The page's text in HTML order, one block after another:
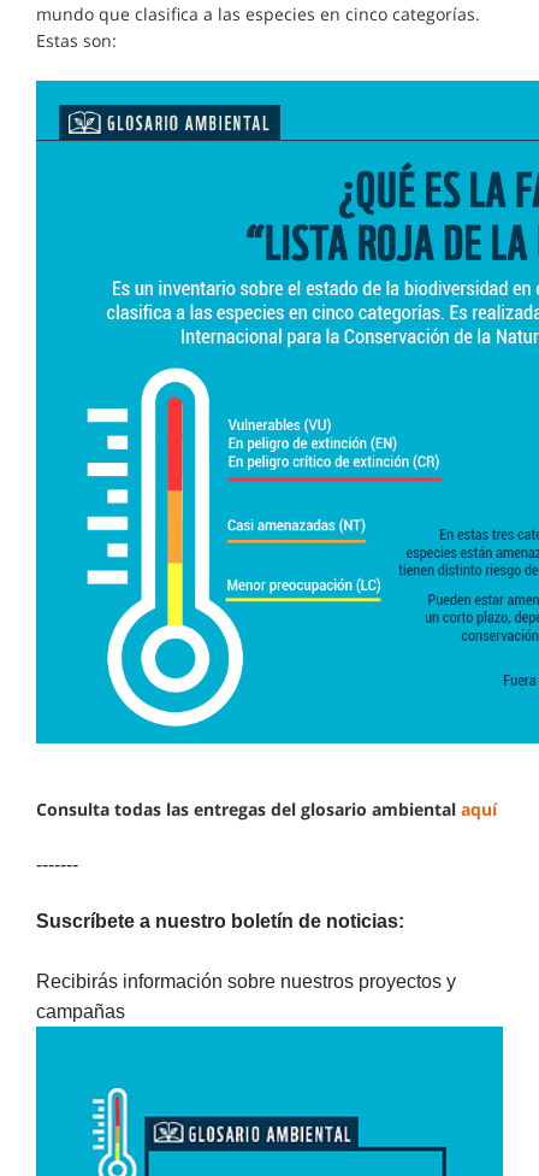
mundo que clasifica a las especies en cinco categorías.
Estas son:
Consulta todas las entregas del glosario ambiental aquí
-------
Suscríbete a nuestro boletín de noticias:
Recibirás información sobre nuestros proyectos y
campañas